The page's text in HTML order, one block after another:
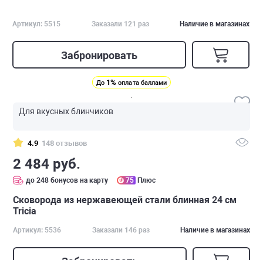
Артикул: 5515 Заказали 121 раз Наличие в магазинах
Забронировать
До 1% оплата баллами
Для вкусных блинчиков
4.9 148 отзывов
2 484 руб.
до 248 бонусов на карту 75 Плюс
Сковорода из нержавеющей стали блинная 24 см
Tricia
Артикул: 5536 Заказали 146 раз Наличие в магазинах